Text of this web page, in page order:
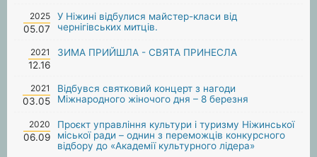
2025
05.07
У Ніжині відбулися майстер-класи від
чернігівських митців.
2021
12.16
ЗИМА ПРИЙШЛА - СВЯТА ПРИНЕСЛА
2021
03.05
Відбувся святковий концерт з нагоди
Міжнародного жіночого дня – 8 березня
2020
06.09
Проєкт управління культури і туризму Ніжинської
міської ради – однин з переможців конкурсного
відбору до «Академії культурного лідера»